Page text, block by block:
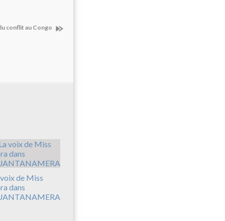
conflit au Congo
de Miss
dans